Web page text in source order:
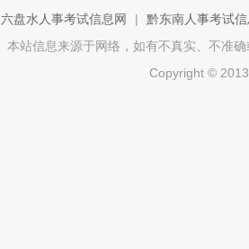
六盘水人事考试信息网 |
黔东南人事考试
本站信息来源于网络，如有不真实、不准
Copyright ©